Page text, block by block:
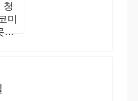
청
미
됐